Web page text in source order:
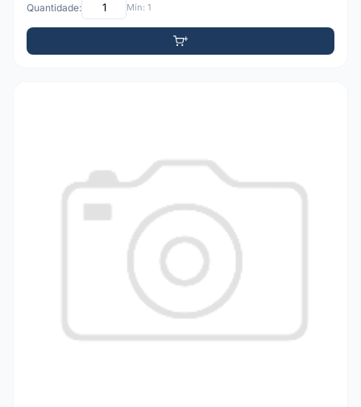
Quantidade: Mín: 1